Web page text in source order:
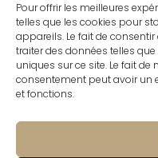
Pour offrir les meilleures
telles que les cookies pour
appareils. Le fait de
traiter des données telles
uniques sur ce site. Le fait
consentement peut avoir un
et fonctions.